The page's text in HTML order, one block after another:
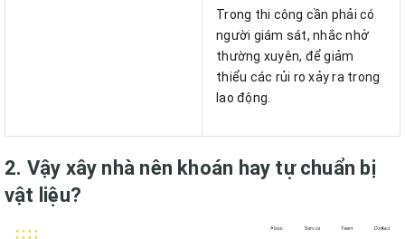
Trong thi công cần phải có
người giám sát, nhắc nhở
thường xuyên, để giảm
thiểu các rủi ro xảy ra trong
lao động.
2. Vậy xây nhà nên khoán hay tự chuẩn bị
vật liệu?